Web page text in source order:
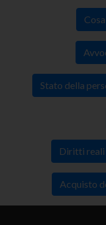
Stato della
Diritti reali
Acquisto